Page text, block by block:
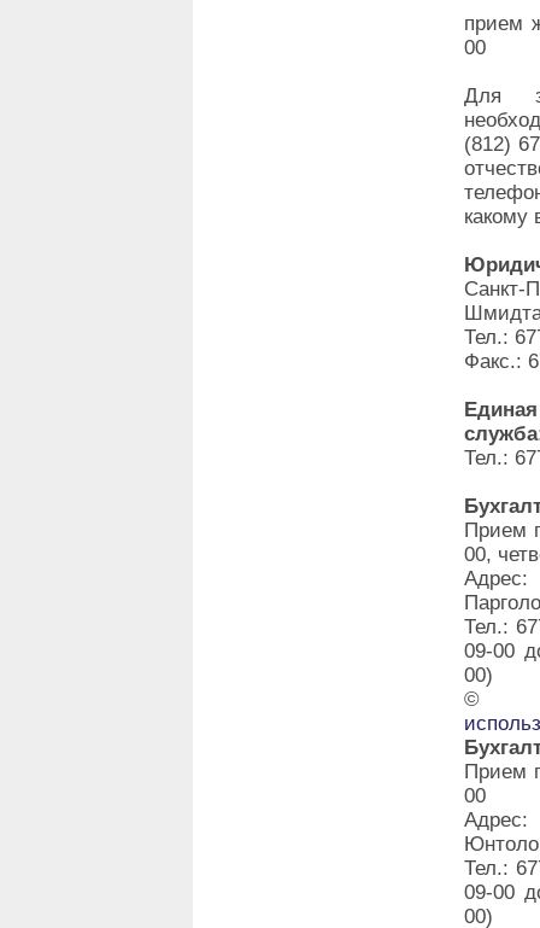
прием
00
Для
(812)
какому
Тел.:
Факс.:
Единая
Тел.:
Прием
00,
Адрес:
Тел.:
09-00
00)
©
Прием
00
Тел.:
09-00
00)